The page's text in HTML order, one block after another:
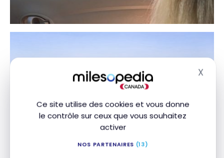
Ce site utilise des cookies et vous donne
le contrôle sur ceux que vous souhaitez
activer
NOS PARTENAIRES (13)
X